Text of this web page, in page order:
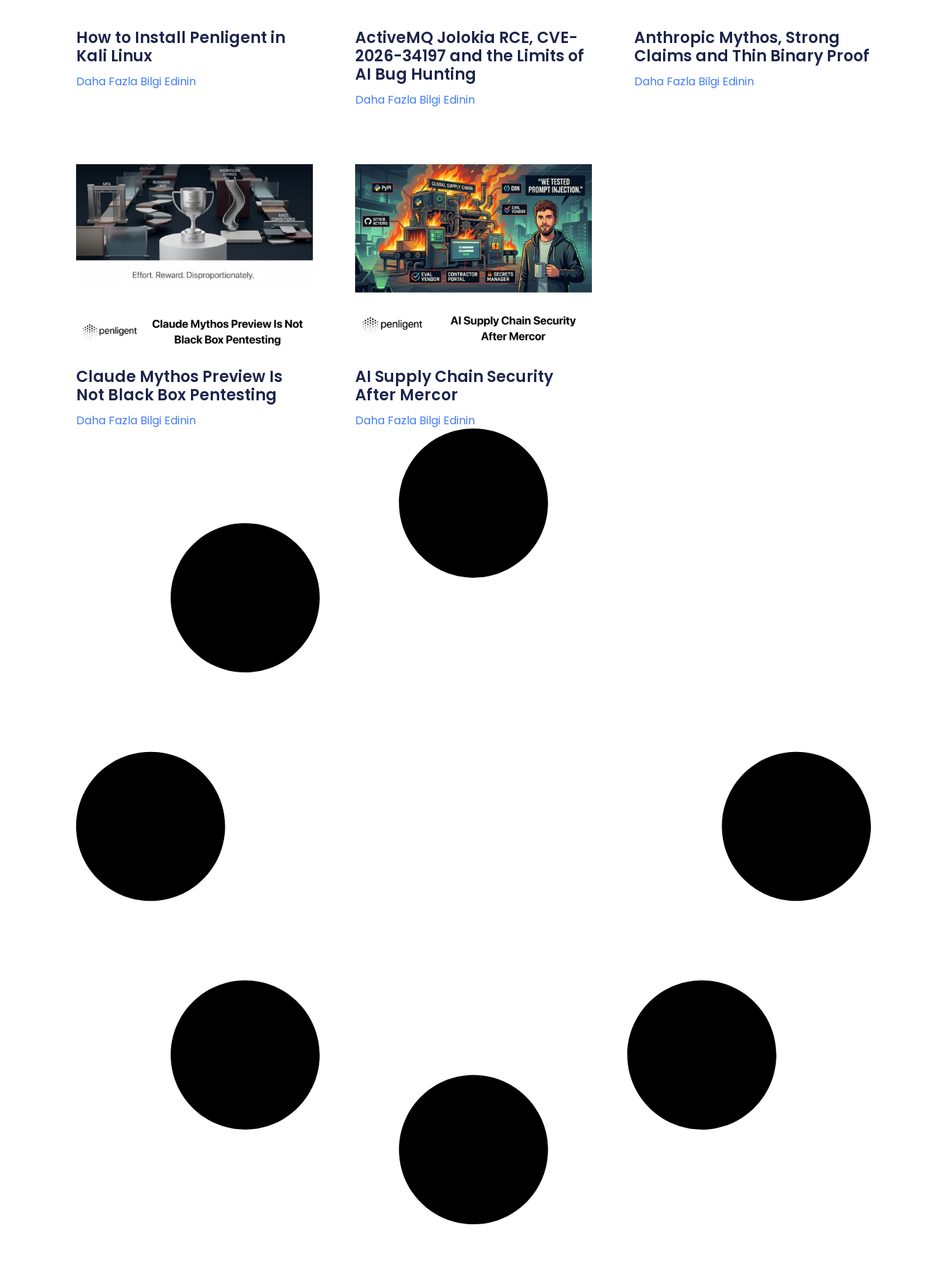
How to Install Penligent in
Kali Linux
Daha Fazla Bilgi Edinin
ActiveMQ Jolokia RCE, CVE-
2026-34197 and the Limits of
AI Bug Hunting
Daha Fazla Bilgi Edinin
Anthropic Mythos, Strong
Claims and Thin Binary Proof
Daha Fazla Bilgi Edinin
Claude Mythos Preview Is
Not Black Box Pentesting
Daha Fazla Bilgi Edinin
AI Supply Chain Security
After Mercor
Daha Fazla Bilgi Edinin